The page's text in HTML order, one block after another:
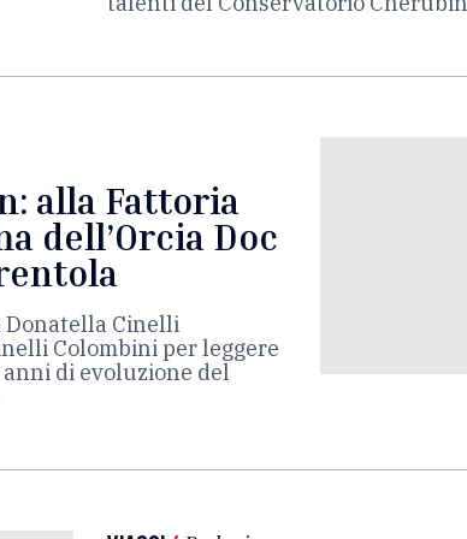
alla Fattoria
dell’Orcia Doc
Donatella Cinelli
Colombini per leggere
di evoluzione del